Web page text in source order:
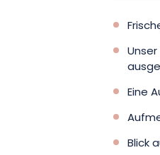
Eine
Blick